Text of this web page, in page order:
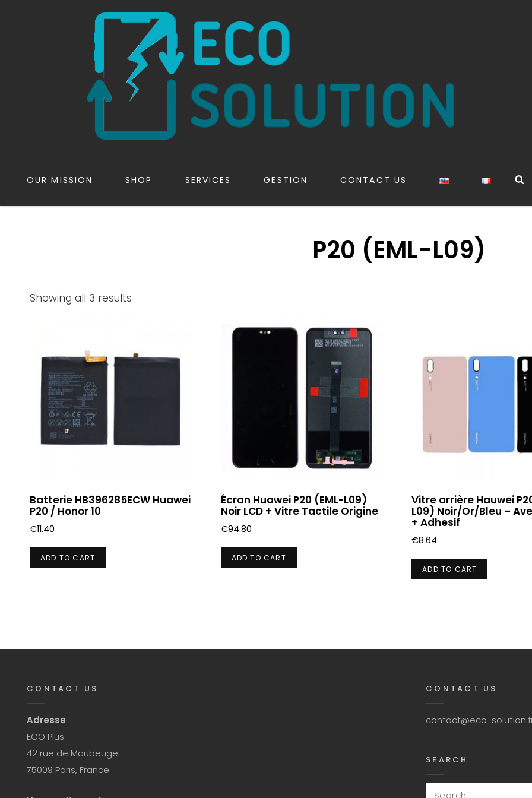
OUR MISSION SHOP SERVICES GESTION CONTACT US
P20 (EML-L09)
Showing all 3 results
Batterie HB396285ECW Huawei
P20 / Honor 10
€11.40
ADD TO CART
Écran Huawei P20 (EML-L09)
Noir LCD + Vitre Tactile Origine
€94.80
ADD TO CART
Vitre arrière Hauwei
L09) Noir/Or/Bleu –
+ Adhesif
€8.64
ADD TO CART
CONTACT US
Adresse
ECO Plus
42 rue de Maubeuge
75009 Paris, France
CONTACT US
contact@eco-
SEARCH
Search